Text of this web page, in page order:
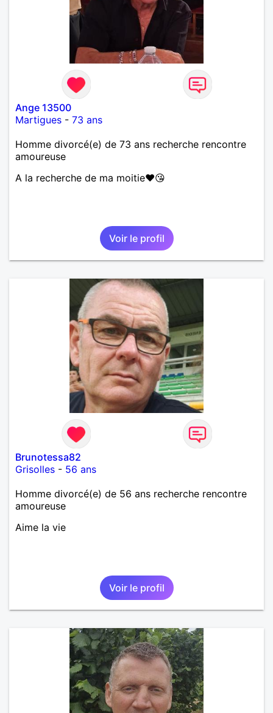
Ange 13500
Martigues - 73 ans
Homme divorcé(e) de 73 ans recherche rencontre
amoureuse
A la recherche de ma moitie♥️😘
Voir le profil
Brunotessa82
Grisolles - 56 ans
Homme divorcé(e) de 56 ans recherche rencontre
amoureuse
Aime la vie
Voir le profil